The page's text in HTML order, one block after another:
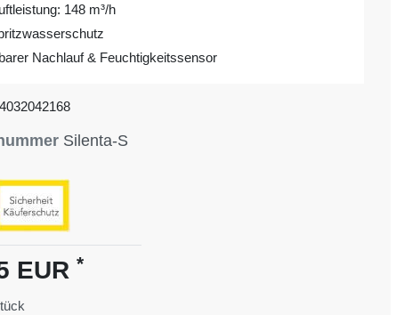
148 m³/h
Nachlauf & Feuchtigkeitssensor
Silenta-S
EUR *